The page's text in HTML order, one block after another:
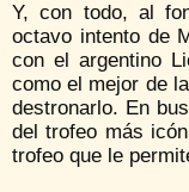
Y, con todo, al
octavo intento de
con el argentino
como el mejor de
destronarlo. En
del trofeo más
trofeo que le